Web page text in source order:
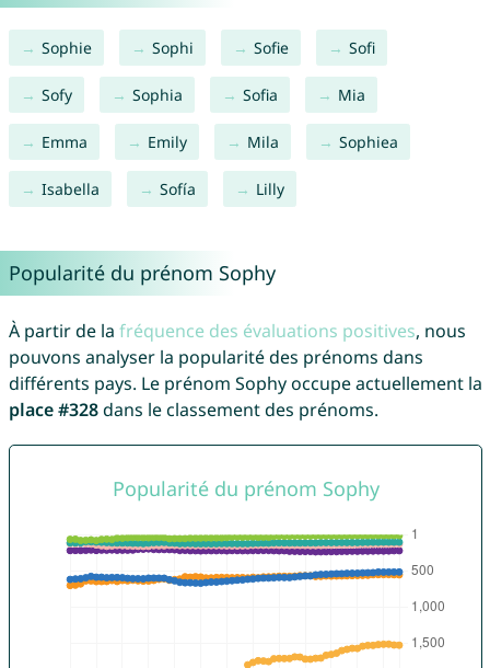
Sophie Sophi Sofie Sofi
Sofy Sophia Sofia Mia
Emma Emily Mila Sophiea
Isabella Sofía Lilly
Popularité du prénom Sophy
À partir de la fréquence des évaluations positives, nous
pouvons analyser la popularité des prénoms dans
différents pays. Le prénom Sophy occupe actuellement la
place #328dans le classement des prénoms.